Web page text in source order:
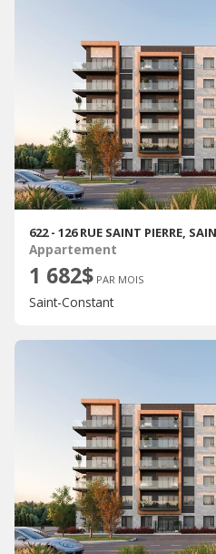
622 - 126 RUE SAINT PIERRE,
Appartement
1 682$ PAR MOIS
Saint-Constant